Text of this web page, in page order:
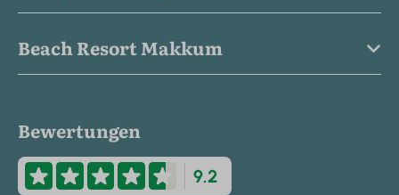
Beach Resort Makkum
Bewertungen
9.2